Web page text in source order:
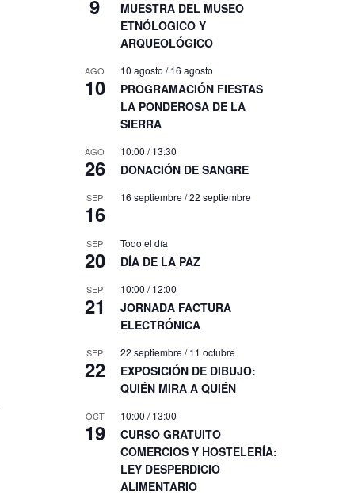
9
MUESTRA DEL MUSEO
ETNÓLOGICO Y
ARQUEOLÓGICO
AGO
10
10 agosto /16 agosto
PROGRAMACIÓN FIESTAS
LA PONDEROSA DE LA
SIERRA
AGO
26
10:00 /13:30
DONACIÓN DE SANGRE
SEP
16
16 septiembre /22 septiembre
SEP
20
Todo el día
DÍA DE LA PAZ
SEP
21
10:00 /12:00
JORNADA FACTURA
ELECTRÓNICA
SEP
22
22 septiembre /11 octubre
EXPOSICIÓN DE DIBUJO:
QUIÉN MIRA A QUIÉN
OCT
19
10:00 /13:00
CURSO GRATUITO
COMERCIOS Y HOSTELERÍA:
LEY DESPERDICIO
ALIMENTARIO